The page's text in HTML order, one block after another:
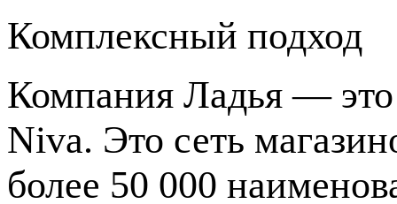
Комплексный подход
Компания Ладья —
Niva. Это сеть
более 50 000